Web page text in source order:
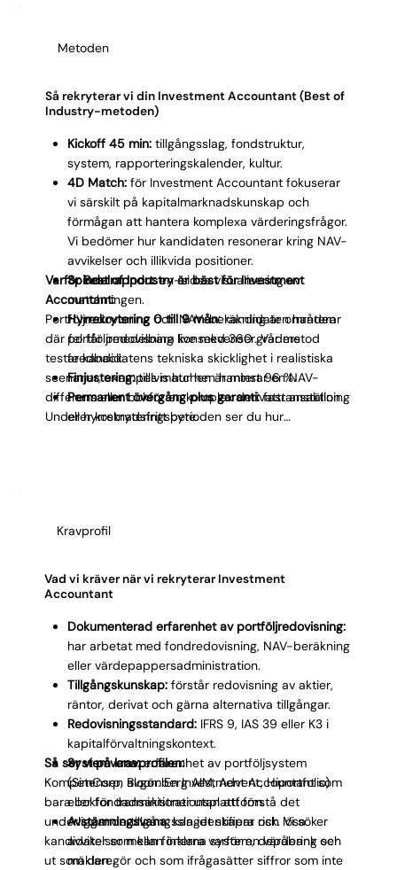
kandidaten har genuin portföljredovisningsvana eller
Metoden
Så rekryterar vi din Investment Accountant (Best of
Industry-metoden)
Kickoff 45 min: tillgångsslag, fondstruktur,
system, rapporteringskalender, kultur.
4D Match: för Investment Accountant fokuserar
vi särskilt på kapitalmarknadskunskap och
förmågan att hantera komplexa värderingsfrågor.
Vi bedömer hur kandidaten resonerar kring NAV-
avvikelser och illikvida positioner.
Spindelrapport:en-sides visualisering av
matchningen.
Hyrrekrytering 0 till 9 mån:kandidaten hanterar
portföljredovisning live med 360 graders
feedback.
Finjustering:tills matchen är minst 96 %.
Permanent övergång plus garanti:fast anställning
eller kostnadsfritt byte.
Varför Best of Industry är bäst för Investment
Accountant:
Portföljredovisning och NAV-beräkning är områden
där fel får omedelbara konsekvenser. Vår metod
testar kandidatens tekniska skicklighet i realistiska
scenarier, exempelvis hur hen hanterar en NAV-
differens eller bokför en komplex derivattransaktion.
Under hyrrekryteringsperioden ser du hur
Kravprofil
Vad vi kräver när vi rekryterar Investment
Accountant
Dokumenterad erfarenhet av portföljredovisning:
har arbetat med fondredovisning, NAV-beräkning
eller värdepappersadministration.
Tillgångskunskap:förstår redovisning av aktier,
räntor, derivat och gärna alternativa tillgångar.
Redovisningsstandard:IFRS 9, IAS 39 eller K3 i
kapitalförvaltningskontext.
Systemvana:erfarenhet av portföljsystem
(SimCorp, Bloomberg AIM, Advent, Hiportfolio)
eller fondadministrationsplattform.
Avstämningsvana:kan identifiera och lösa
avvikelser mellan interna system, depåbank och
mäklare.
Så ser vi på kravprofilen:
Kompetensen avgör. En Investment Accountant som
bara bokför transaktioner utan att förstå det
underliggande tillgångsslaget skapar risk. Vi söker
kandidater som kan förklara varför en värdering ser
ut som den gör och som ifrågasätter siffror som inte